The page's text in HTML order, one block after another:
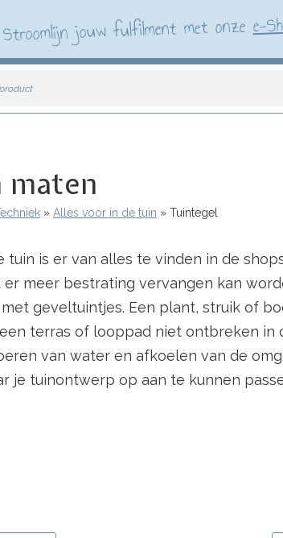
Stroomlijn jouw fulfilment met onzee-
maten
Alles voor in de tuin Tuintegel
tuin is er van alles te vinden in de
meer bestrating vervangen kan
geveltuintjes. Een plant, struik of
terras of looppad niet ontbreken
van water en afkoelen van de
je tuinontwerp op aan te kunnen